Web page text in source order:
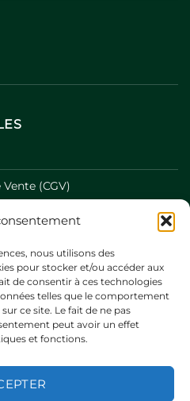
nous utilisons des
pour stocker et/ou accéder aux
de consentir à ces technologies
telles que le comportement
ce site. Le fait de ne pas
peut avoir un effet
et fonctions.
(CGV)